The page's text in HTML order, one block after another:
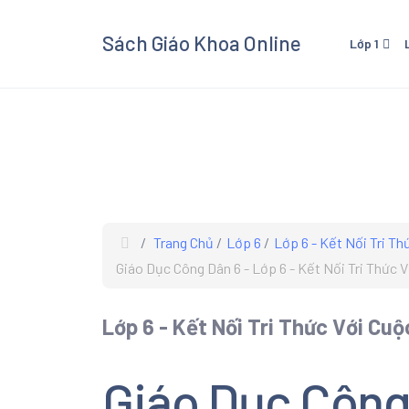
Sách Giáo Khoa Online Lớp 1
Xem
Giáo
các
Trang Chủ Lớp 6
Lớp 6 - Kết Nối Tri
Giáo Dục Công Dân 6 - Lớp 6 - Kết Nối Tri Thức
Lớp 6 - Kết Nối Tri Thức Với